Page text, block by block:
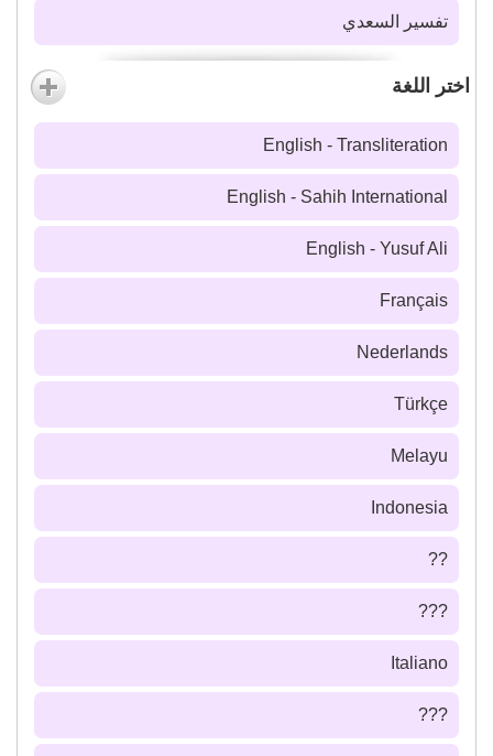
تفسير السعدي
اختر اللغة
English - Transliteration
English - Sahih International
English - Yusuf Ali
Français
Nederlands
Türkçe
Melayu
Indonesia
??
???
Italiano
???